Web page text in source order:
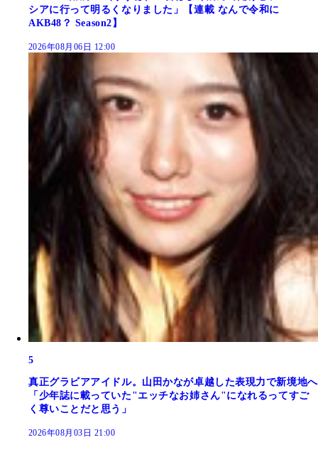
シアに行って明るくなりました」【連載 なんで令和に
AKB48？ Season2】
2026年08月06日 12:00
5
真正グラビアアイドル。山田かなが卓越した表現力で新境地へ
「少年誌に載っていた"エッチなお姉さん"になれるってすご
く尊いことだと思う」
2026年08月03日 21:00